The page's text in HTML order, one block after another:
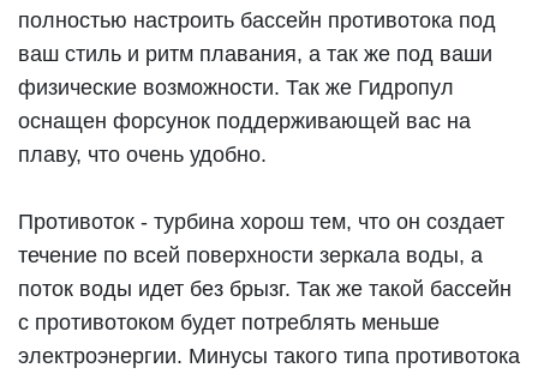
полностью настроить бассейн противотока под
ваш стиль и ритм плавания, а так же под ваши
физические возможности. Так же Гидропул
оснащен форсунок поддерживающей вас на
плаву, что очень удобно.
Противоток - турбина хорош тем, что он создает
течение по всей поверхности зеркала воды, а
поток воды идет без брызг. Так же такой бассейн
с противотоком будет потреблять меньше
электроэнергии. Минусы такого типа противотока